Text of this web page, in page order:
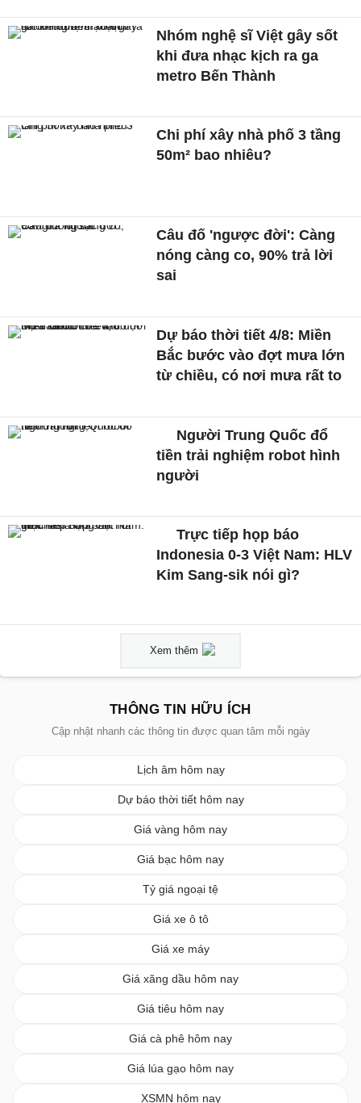
Nhóm nghệ sĩ Việt gây sốt
khi đưa nhạc kịch ra ga
metro Bến Thành
Chi phí xây nhà phố 3 tầng
50m² bao nhiêu?
Câu đố 'ngược đời': Càng
nóng càng co, 90% trả lời
sai
Dự báo thời tiết 4/8: Miền
Bắc bước vào đợt mưa lớn
từ chiều, có nơi mưa rất to
Người Trung Quốc đổ
tiền trải nghiệm robot hình
người
Trực tiếp họp báo
Indonesia 0-3 Việt Nam: HLV
Kim Sang-sik nói gì?
Xem thêm
THÔNG TIN HỮU ÍCH
Cập nhật nhanh các thông tin được quan tâm mỗi ngày
Lịch âm hôm nay
Dự báo thời tiết hôm nay
Giá vàng hôm nay
Giá bạc hôm nay
Tỷ giá ngoại tệ
Giá xe ô tô
Giá xe máy
Giá xăng dầu hôm nay
Giá tiêu hôm nay
Giá cà phê hôm nay
Giá lúa gạo hôm nay
XSMN hôm nay